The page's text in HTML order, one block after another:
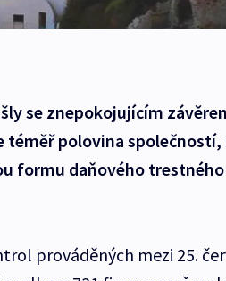
se znepokojujícím
polovina společností,
formu daňového
prováděných mezi 25.